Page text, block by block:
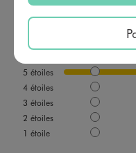
Basé sur4 avis soumis à
5 étoiles
4 étoiles
3 étoiles
2 étoiles
1 étoile